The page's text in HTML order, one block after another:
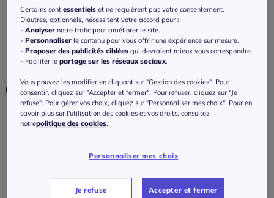
recyclé
Réf : 420.950.007 5/5-
Couleur :roseau-cognac imprimé
Taille :
Certains sontessentiels et ne requièrent pas votre consentement.
D'autres, optionnels, nécessitent votre accord pour :
-Analyser notre trafic pour améliorer le site.
-Personnaliser le contenu pour vous offrir une expérience sur mesure.
-Proposer des publicités ciblées qui devraient mieux vous correspondre.
- Faciliter lepartage sur les réseaux sociaux
Vous pouvez les modifier en cliquant sur "Gestion des cookies". Pour
consentir, cliquez sur "Accepter et fermer". Pour refuser, cliquez sur "Je
refuse". Pour gérer vos choix, cliquez sur "Personnaliser mes choix". Pour en
savoir plus sur l'utilisation des cookies et vos droits, consultez
notrepolitique des cookies
Personnaliser mes choix
Je refuse Accepter et fermer